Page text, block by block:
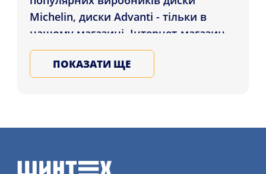
Michelin, диски Advanti - тільки в
нашому магазині. Інтернет-магазин
Шинтех виконає доставку Диски
Replica Porsche-PO014 11x21 5x130
Нас, записуйтеся на послугу монтажу
ПОКАЗАТИ ЩЕ